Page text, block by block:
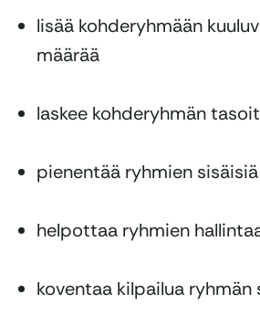
lisää kohderyhmään
määrää
laskee kohderyhmän
pienentää ryhmien
helpottaa ryhmien
koventaa kilpailua ryhmän